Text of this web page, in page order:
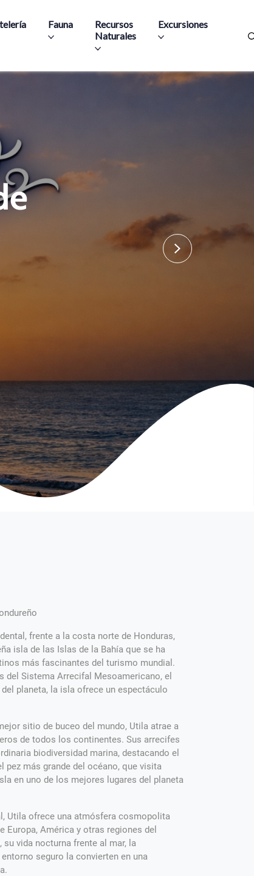
Fauna
Recursos
Naturales
Excursiones
frente a la costa norte de Honduras,
isla de las Islas de la Bahía que se ha
más fascinantes del turismo mundial.
del Sistema Arrecifal Mesoamericano, el
planeta, la isla ofrece un espectáculo
sitio de buceo del mundo, Utila atrae a
de todos los continentes. Sus arrecifes
biodiversidad marina, destacando el
pez más grande del océano, que visita
en uno de los mejores lugares del planeta
Utila ofrece una atmósfera cosmopolita
Europa, América y otras regiones del
su vida nocturna frente al mar, la
seguro la convierten en una